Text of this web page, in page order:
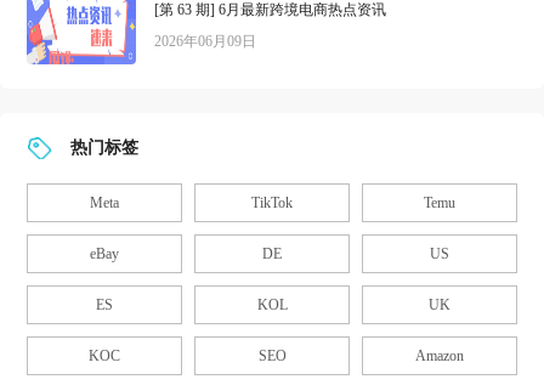
[第 63 期] 6月最新跨境电商热点资讯
2026年06月09日
热门标签
Meta TikTok Temu
eBay DE US
ES KOL UK
KOC SEO Amazon